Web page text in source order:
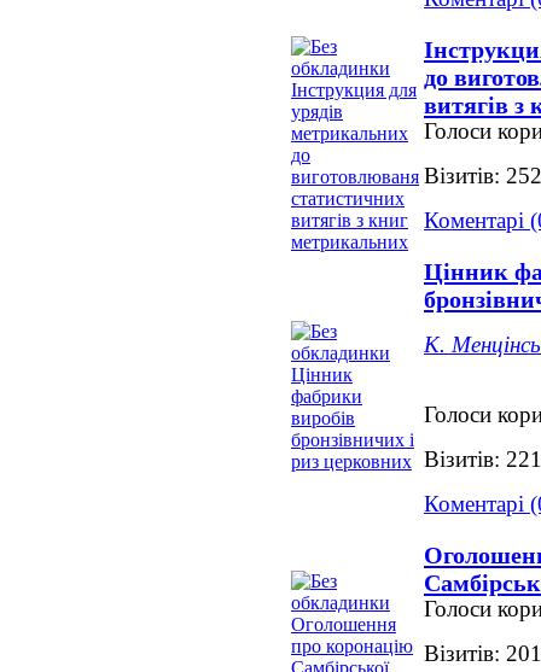
до
витягів з
Голоси
Візитів:
Коментарі
Цінник
К.
Голоси
Візитів:
Коментарі
Голоси
Візитів: